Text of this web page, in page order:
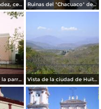
Calle Agustín Abundez, centro de Huitzuco. Julio/2012 Ruinas del "Chacuaco" del mineral de Guadalupe. Huitzuco, Gro. 2003
Atrio y fachada de la parroquia del Señor Santiago (Siglo XVIII). Huitzuco, Gro. 2008 Vista de la ciudad de Huitzuco desde la carretera a Paso Morelos. Edo. de Guerrero